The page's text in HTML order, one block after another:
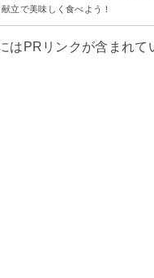
立で美味しく食べよう！
はPRリンクが含まれて